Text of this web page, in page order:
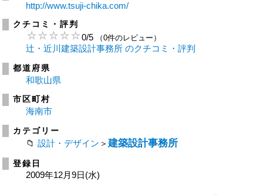
http://www.tsuji-chika.com/
クチコミ・評判
0/5 （0件のレビュー）
辻・近川建築設計事務所 のクチコミ・評判
都道府県
和歌山県
市区町村
海南市
カテゴリー
設計・デザイン ＞ 建築設計事務所
登録日
2009年12月9日(水)